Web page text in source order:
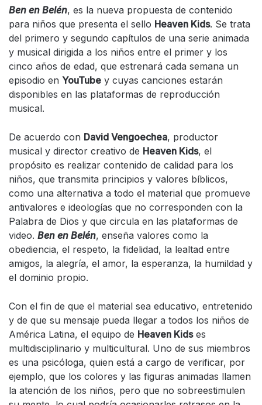
Ben en Belén, es la nueva propuesta de contenido
para niños que presenta el sello Heaven Kids. Se trata
del primero y segundo capítulos de una serie animada
y musical dirigida a los niños entre el primer y los
cinco años de edad, que estrenará cada semana un
episodio en YouTube y cuyas canciones estarán
disponibles en las plataformas de reproducción
musical.
De acuerdo con David Vengoechea, productor
musical y director creativo de Heaven Kids, el
propósito es realizar contenido de calidad para los
niños, que transmita principios y valores bíblicos,
como una alternativa a todo el material que promueve
antivalores e ideologías que no corresponden con la
Palabra de Dios y que circula en las plataformas de
video. Ben en Belén, enseña valores como la
obediencia, el respeto, la fidelidad, la lealtad entre
amigos, la alegría, el amor, la esperanza, la humildad y
el dominio propio.
Con el fin de que el material sea educativo, entretenido
y de que su mensaje pueda llegar a todos los niños de
América Latina, el equipo de Heaven Kidses
multidisciplinario y multicultural. Uno de sus miembros
es una psicóloga, quien está a cargo de verificar, por
ejemplo, que los colores y las figuras animadas llamen
la atención de los niños, pero que no sobreestimulen